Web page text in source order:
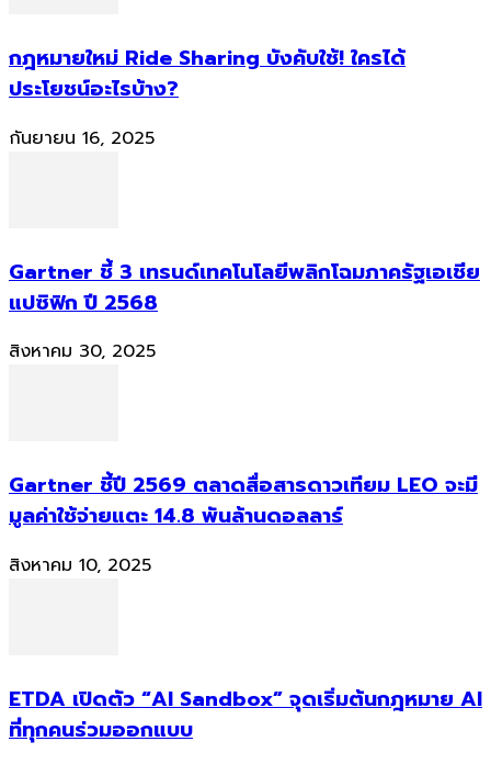
กฎหมายใหม่ Ride Sharing บังคับใช้! ใครได้
ประโยชน์อะไรบ้าง?
กันยายน 16, 2025
Gartner ชี้ 3 เทรนด์เทคโนโลยีพลิกโฉมภาครัฐเอเชีย
แปซิฟิก ปี 2568
สิงหาคม 30, 2025
Gartner ชี้ปี 2569 ตลาดสื่อสารดาวเทียม LEO จะมี
มูลค่าใช้จ่ายแตะ 14.8 พันล้านดอลลาร์
สิงหาคม 10, 2025
ETDA เปิดตัว “AI Sandbox” จุดเริ่มต้นกฎหมาย AI
ที่ทุกคนร่วมออกแบบ